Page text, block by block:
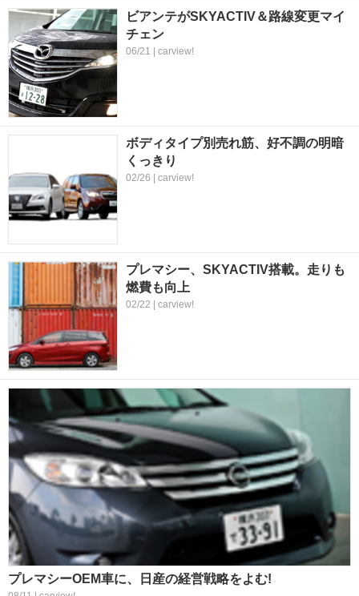
ビアンテがSKYACTIV＆路線変更マイ
チェン
06/21 | carview!
ボディタイプ別売れ筋、好不調の明暗
くっきり
02/26 | carview!
プレマシー、SKYACTIV搭載。走りも
燃費も向上
02/22 | carview!
プレマシーOEM車に、日産の経営戦略をよむ!